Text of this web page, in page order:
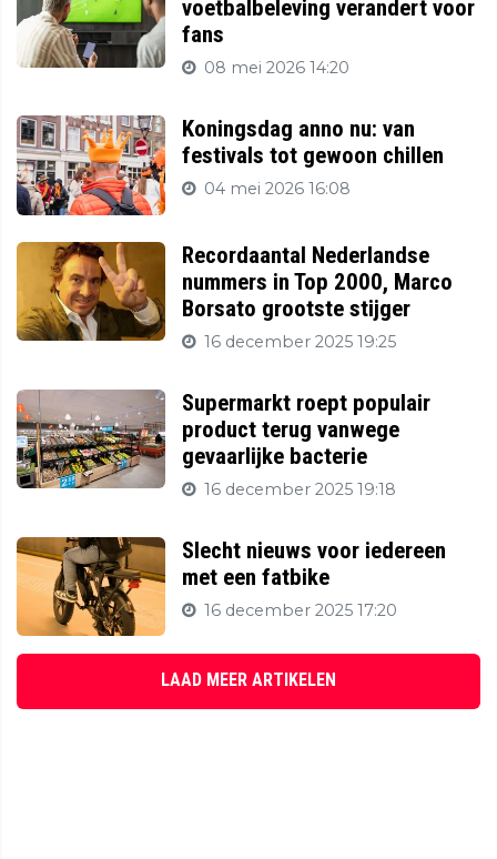
voetbalbeleving verandert voor
fans
08 mei 2026 14:20
Koningsdag anno nu: van
festivals tot gewoon chillen
04 mei 2026 16:08
Recordaantal Nederlandse
nummers in Top 2000, Marco
Borsato grootste stijger
16 december 2025 19:25
Supermarkt roept populair
product terug vanwege
gevaarlijke bacterie
16 december 2025 19:18
Slecht nieuws voor iedereen
met een fatbike
16 december 2025 17:20
LAAD MEER ARTIKELEN